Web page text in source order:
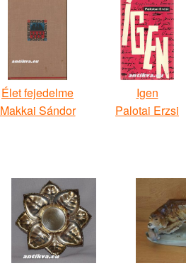
Élet fejedelme
Makkai Sándor
Igen
Palotai Erzsi